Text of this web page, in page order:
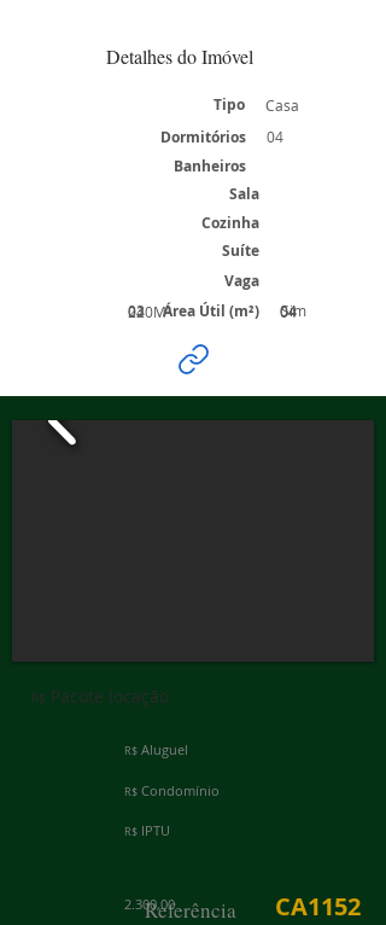
Detalhes do Imóvel
Tipo
Dormitórios
Casa
04
Banheiros
Sala
Cozinha
Suíte
Vaga
Área Útil (m²)
03
02
240M² 04
Sim
04
R$ Pacote locação
R$ Aluguel
R$ Condomínio
R$ IPTU
Referência
2.300,00 CA1152